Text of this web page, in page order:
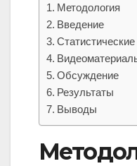
Методология
Введение
Обсуждение
Результаты
Выводы